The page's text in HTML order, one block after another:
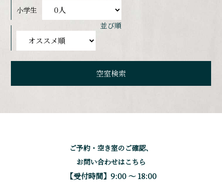
小学生
並び順
ご予約・空き室のご確認、
お問い合わせはこちら
【受付時間】9:00 〜 18:00